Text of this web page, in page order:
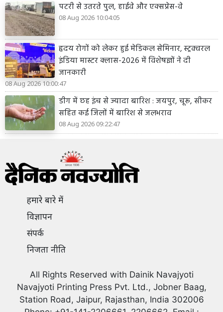
पटरी से उतरते पुल, हाईवे और एक्सप्रेस-वे
08 Aug 2026 10:04:05
हृदय रोगों को लेकर हुई मेडिकल सेमिनार, स्ट्रक्चरल
इंडिया मास्टर क्लास-2026 में विशेषज्ञों ने दी
जानकारी
08 Aug 2026 10:00:47
डीग में छह इंच से ज्यादा बारिश : जयपुर, चूरू, सीकर
सहित कई जिलों में बारिश से जलभराव
08 Aug 2026 09:22:47
हमारे बारे में
विज्ञापन
संपर्क
निजता नीति
All Rights Reserved with Dainik Navajyoti
Navajyoti Printing Press Pvt. Ltd., Jobner Baag,
Station Road, Jaipur, Rajasthan, India 302006